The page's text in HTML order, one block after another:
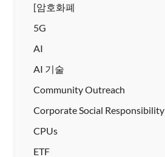
[암호화폐
5G
AI
AI 기술
Community Outreach
Corporate Social Responsibility
CPUs
ETF